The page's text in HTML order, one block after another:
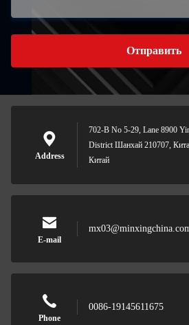
Отправить
Address
702-B No 5-29, Lane 8900
District Шанхай 210707,
Китай
E-mail
Phone
0086-19145611675